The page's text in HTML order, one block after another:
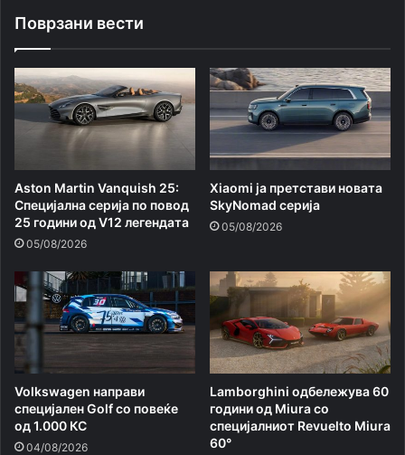
Поврзани вести
Aston Martin Vanquish 25:
Специјална серија по повод
25 години од V12 легендата
05/08/2026
Xiaomi ja претстави новата
SkyNomad серија
05/08/2026
Volkswagen направи
специјален Golf со повеќе
од 1.000 КС
04/08/2026
Lamborghini одбележува 60
години од Miura со
специјалниот Revuelto Miura
60°